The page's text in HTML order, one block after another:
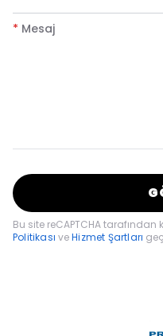
* Mesaj
Bu site reCAPTCHA
PolitikasıveHizmet Şartları